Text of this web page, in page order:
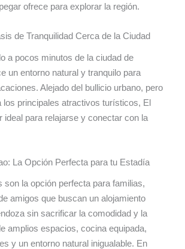
ofrece para explorar la región.
de Tranquilidad Cerca de la Ciudad
a pocos minutos de la ciudad de
un entorno natural y tranquilo para
Alejado del bullicio urbano, pero
los principales atractivos turísticos, El
ideal para relajarse y conectar con la
La Opción Perfecta para tu Estadía
son la opción perfecta para familias,
amigos que buscan un alojamiento
sin sacrificar la comodidad y la
amplios espacios, cocina equipada,
y un entorno natural inigualable. En